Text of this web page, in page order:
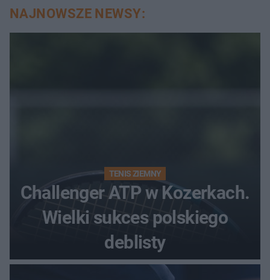
NAJNOWSZE NEWSY:
TENIS ZIEMNY
Challenger ATP w Kozerkach.
Wielki sukces polskiego
deblisty